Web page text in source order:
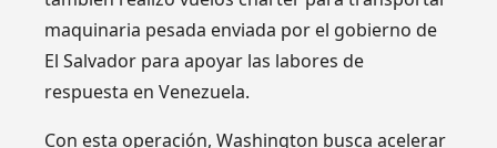
maquinaria pesada enviada por el gobierno de
El Salvador para apoyar las labores de
respuesta en Venezuela.
Con esta operación, Washington busca acelerar